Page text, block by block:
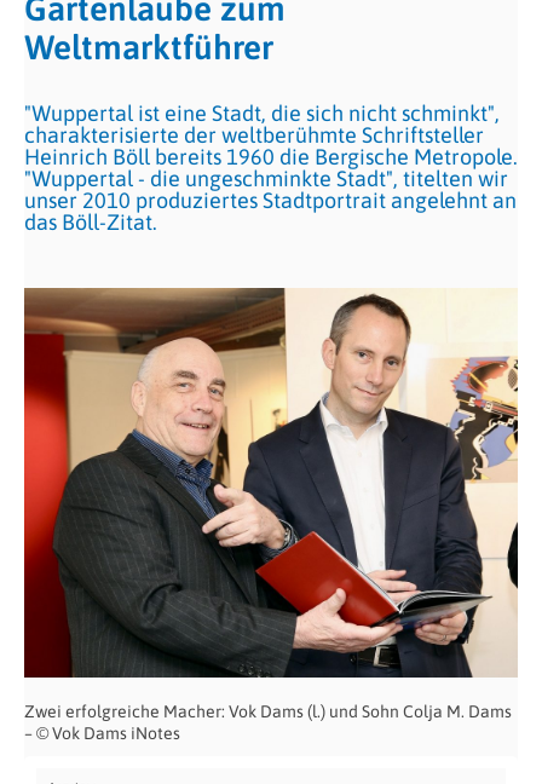
Gartenlaube zum
Weltmarktführer
"Wuppertal ist eine Stadt, die sich nicht schminkt",
charakterisierte der weltberühmte Schriftsteller
Heinrich Böll bereits 1960 die Bergische Metropole.
"Wuppertal - die ungeschminkte Stadt", titelten wir
unser 2010 produziertes Stadtportrait angelehnt an
das Böll-Zitat.
Zwei erfolgreiche Macher: Vok Dams (l.) und Sohn Colja M. Dams
– © Vok Dams iNotes